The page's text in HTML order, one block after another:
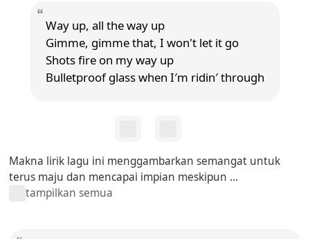
Way up, all the way up
Gimme, gimme that, I won't let it go
Shots fire on my way up
Bulletproof glass when I′m ridin′ through
Makna lirik lagu ini menggambarkan semangat untuk
terus maju dan mencapai impian meskipun ...
tampilkan semua